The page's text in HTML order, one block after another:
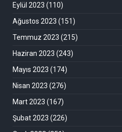
Eylül 2023 (110)
Ağustos 2023 (151)
Temmuz 2023 (215)
Haziran 2023 (243)
Mayıs 2023 (174)
Nisan 2023 (276)
Mart 2023 (167)
Şubat 2023 (226)